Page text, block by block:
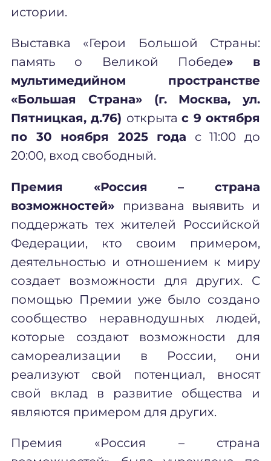
истории.
Выставка «Герои Большой Страны:
память о Великой Победе» в
мультимедийном пространстве
«Большая Страна» (г.
Москва, ул.
Пятницкая, д.76) открытас 9 октября
по 30 ноября 2025 года с 11:00 до
20:00, вход свободный.
Премия «Россия – страна
возможностей» призвана выявить и
поддержать тех жителей Российской
Федерации, кто своим примером,
деятельностью и отношением к миру
создает возможности для других. С
помощью Премии уже было создано
сообщество неравнодушных людей,
которые создают возможности для
самореализации в России, они
реализуют свой потенциал, вносят
свой вклад в развитие общества и
являются примером для других.
Премия «Россия – страна